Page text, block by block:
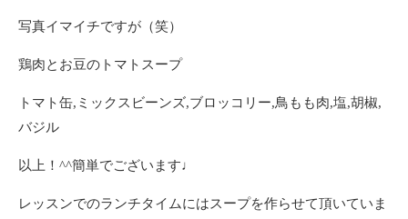
写真イマイチですが（笑）
鶏肉とお豆のトマトスープ
トマト缶,ミックスビーンズ,ブロッコリー,鳥もも肉,塩,胡椒,
バジル
以上！^^簡単でございます♩
レッスンでのランチタイムにはスープを作らせて頂いていま